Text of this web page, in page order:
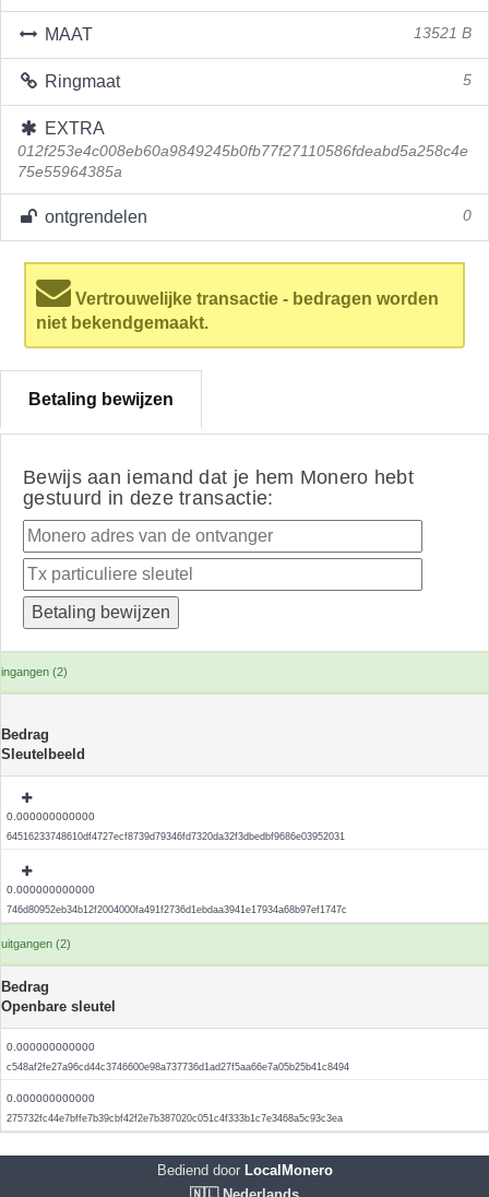
MAAT 13521 B
Ringmaat 5
EXTRA
012f253e4c008eb60a9849245b0fb77f27110586fdeabd5a258c4e
75e55964385a
ontgrendelen 0
Vertrouwelijke transactie - bedragen worden
niet bekendgemaakt.
Betaling bewijzen
Bewijs aan iemand dat je hem Monero hebt
gestuurd in deze transactie:
ingangen (2)
Bedrag
Sleutelbeeld
0.000000000000
64516233748610df4727ecf8739d79346fd7320da32f3dbedbf9686e03952031
0.000000000000
746d80952eb34b12f2004000fa491f2736d1ebdaa3941e17934a68b97ef1747c
uitgangen (2)
Bedrag
Openbare sleutel
0.000000000000
c548af2fe27a96cd44c3746600e98a737736d1ad27f5aa66e7a05b25b41c8494
0.000000000000
275732fc44e7bffe7b39cbf42f2e7b387020c051c4f333b1c7e3468a5c93c3ea
Bediend doorLocalMonero